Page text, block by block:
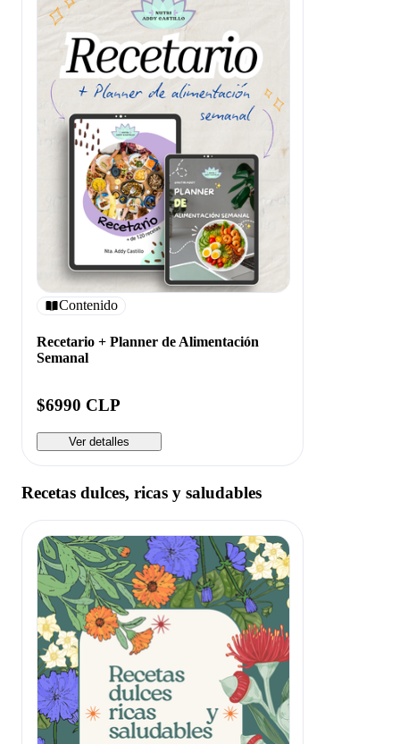
Contenido
Recetario + Planner de Alimentación
Semanal
$6990 CLP
Ver detalles
Recetas dulces, ricas y saludables